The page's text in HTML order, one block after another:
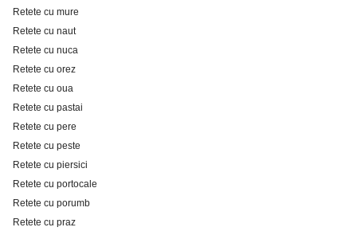
Retete cu mure
Retete cu naut
Retete cu nuca
Retete cu orez
Retete cu oua
Retete cu pastai
Retete cu pere
Retete cu peste
Retete cu piersici
Retete cu portocale
Retete cu porumb
Retete cu praz